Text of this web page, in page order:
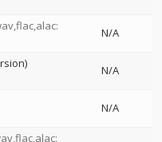
N/A
N/A
N/A